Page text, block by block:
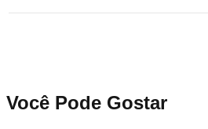
Você Pode Gostar